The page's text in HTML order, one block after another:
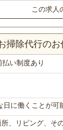
この求人
除代行のお
払い制度あり
に働くことが可
、リビング、そ